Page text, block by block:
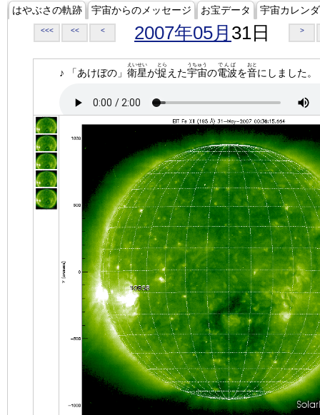
はやぶさの軌跡 宇宙からのメッセージ お宝データ 宇宙カレン
<<< << < 2007年05月 31日 >
♪ 「あけぼの」 衛星
えいせい
が捉
とら
えた宇宙
うちゅう
の電波
でんぱ
を音
おと
にしました。